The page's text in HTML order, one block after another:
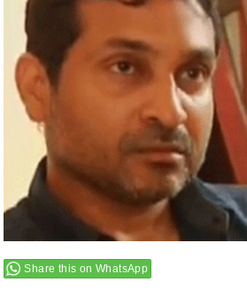
Share this on WhatsApp